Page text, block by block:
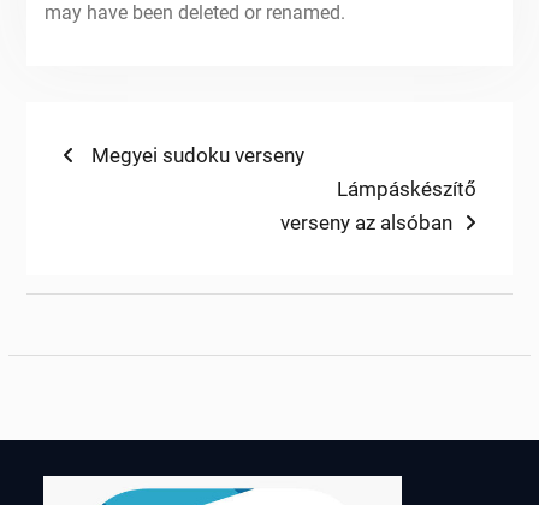
may have been deleted or renamed.
Bejegyzés
Previous
Megyei sudoku verseny
Next
post:
Lámpáskészítő
verseny az alsóban